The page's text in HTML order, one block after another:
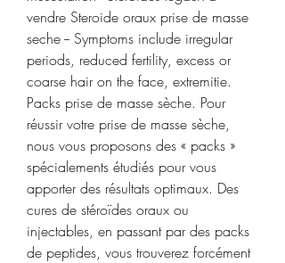
vendre Steroide oraux prise de masse
seche -- Symptoms include irregular
periods, reduced fertility, excess or
coarse hair on the face, extremitie.
Packs prise de masse sèche. Pour
réussir votre prise de masse sèche,
nous vous proposons des « packs »
spécialements étudiés pour vous
apporter des résultats optimaux. Des
cures de stéroïdes oraux ou
injectables, en passant par des packs
de peptides, vous trouverez forcément